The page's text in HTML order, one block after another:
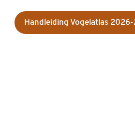
Handleiding Vogelatlas